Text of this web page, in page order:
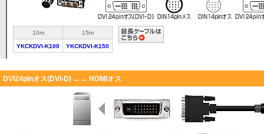
10m 15m
YKCKDVI-K100 YKCKDVI-K150
DVI24pinオス(DVI-D) ←→ HDMIオス